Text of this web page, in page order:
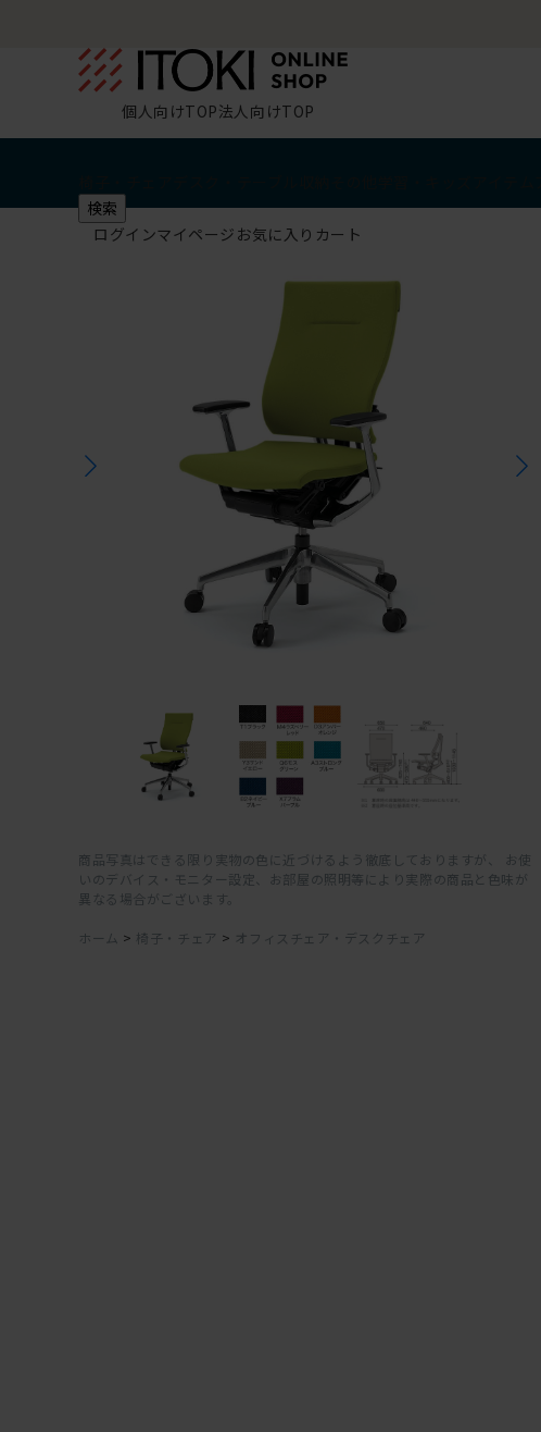
個人向けTOP法人向けTOP
検索
ログインマイページ お気に入り カート
商品写真はできる限り実物の色に近づけるよう徹底しておりますが、 お使
いのデバイス・モニター設定、お部屋の照明等により実際の商品と色味が
異なる場合がございます。
ホーム > 椅子・チェア > オフィスチェア・デスクチェア